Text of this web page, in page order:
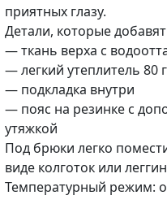
приятных глазу.
Детали, которые
— ткань верха с
— легкий утеплитель 80
— подкладка внутри
— пояс на резинке с
утяжкой
Под брюки легко
виде колготок или
Температурный режим: